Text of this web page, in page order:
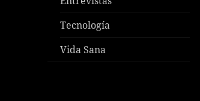
Tecnología
Vida Sana